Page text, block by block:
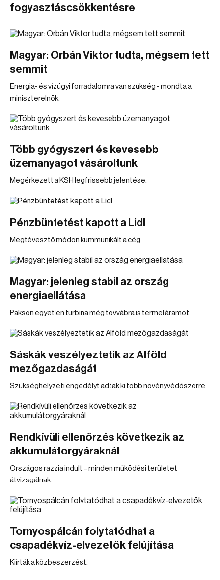
fogyasztáscsökkentésre
Magyar: Orbán Viktor tudta, mégsem tett
semmit
Energia- és vízügyi forradalomra van szükség - mondta a
miniszterelnök.
Több gyógyszert és kevesebb
üzemanyagot vásároltunk
Megérkezett a KSH legfrissebb jelentése.
Pénzbüntetést kapott a Lidl
Megtévesztő módon kummunikált a cég.
Magyar: jelenleg stabil az ország
energiaellátása
Pakson egyetlen turbina még tovvábra is termel áramot.
Sáskák veszélyeztetik az Alföld
mezőgazdaságát
Szükséghelyzeti engedélyt adtak ki több növényvédőszerre.
Rendkívüli ellenőrzés következik az
akkumulátorgyáraknál
Országos razzia indult – minden működési területet
átvizsgálnak.
Tornyospálcán folytatódhat a
csapadékvíz-elvezetők felújítása
Kiírták a közbeszerzést.